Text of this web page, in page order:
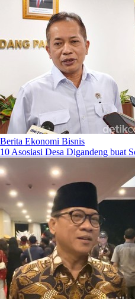
Berita Ekonomi Bisnis
10 Asosiasi Desa Digandeng buat